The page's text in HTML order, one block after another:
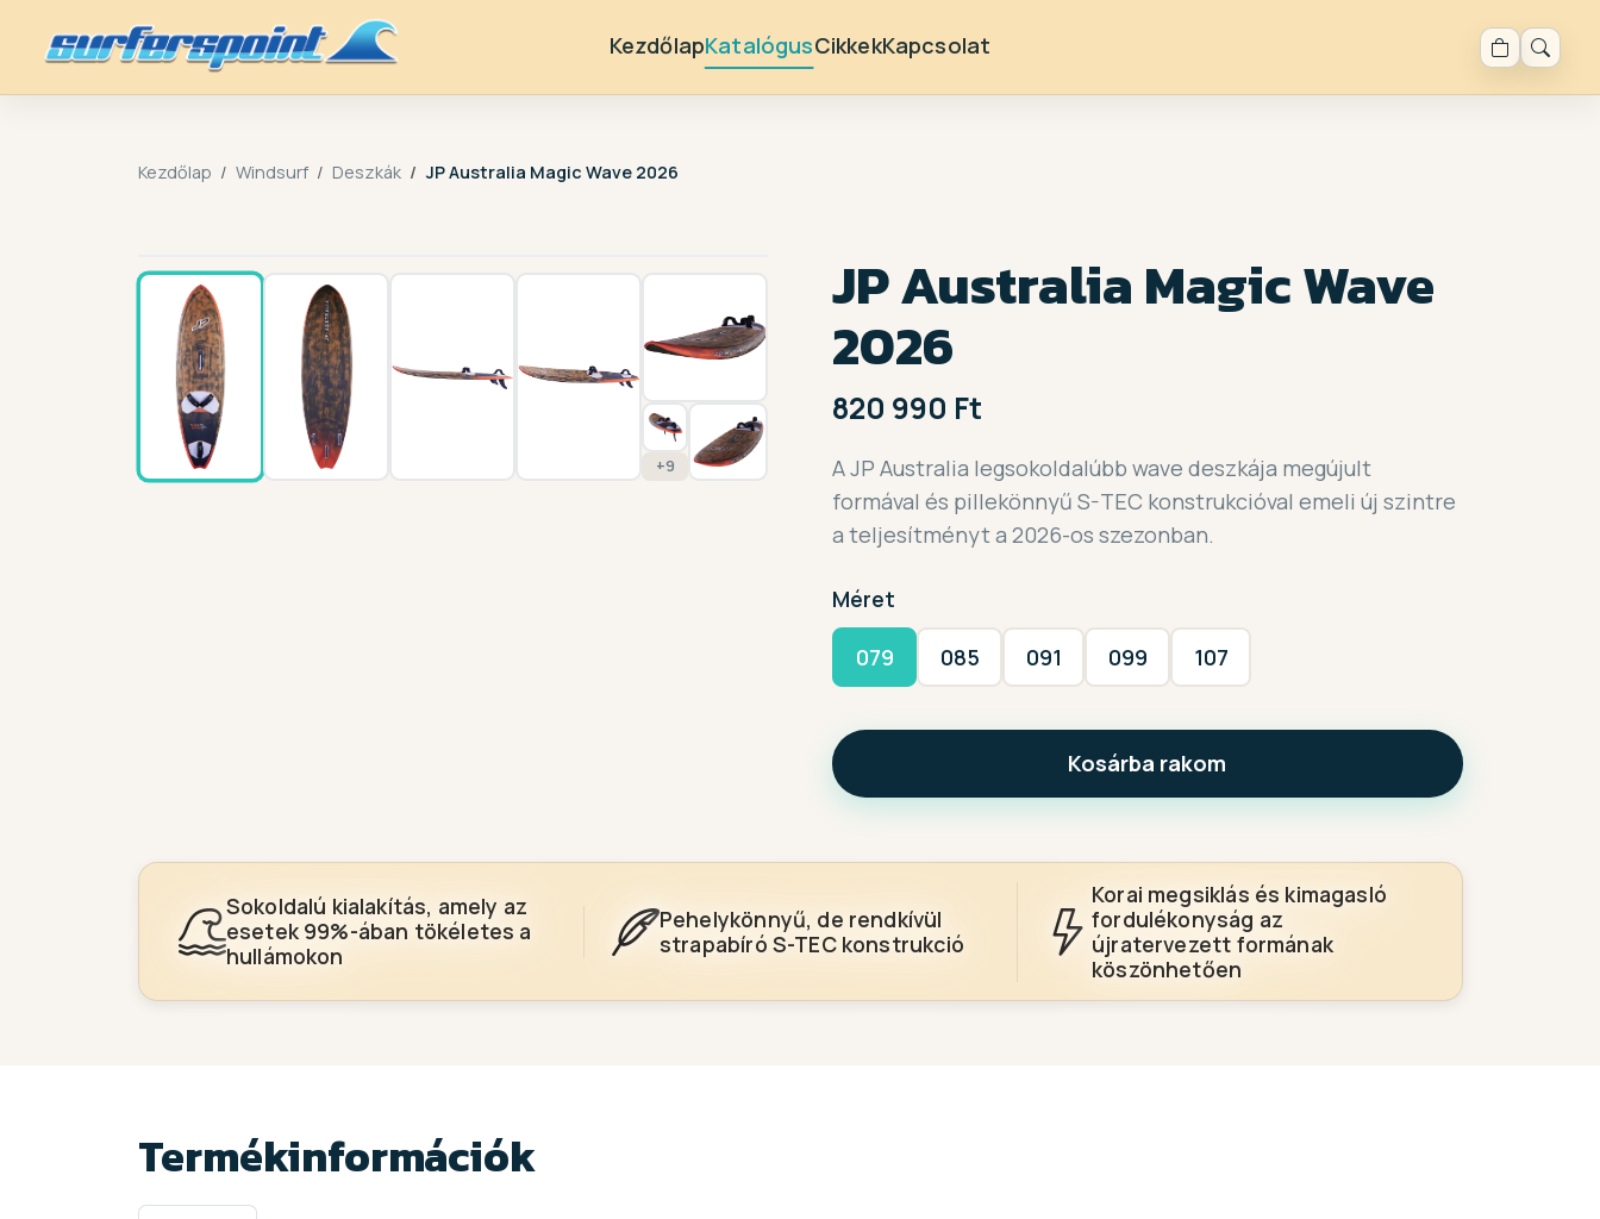
KezdőlapKatalógusCikkekKapcsolat
Kezdőlap Windsurf Deszkák JP Australia Magic Wave 2026
+9
JP Australia Magic Wave
2026
820 990 Ft
A JP Australia legsokoldalúbb wave deszkája megújult
formával és pillekönnyű S-TEC konstrukcióval emeli új szintre
a teljesítményt a 2026-os szezonban.
Méret
079 085 091 099 107
Kosárba rakom
Sokoldalú kialakítás, amely az
esetek 99%-ában tökéletes a
hullámokon
Pehelykönnyű, de rendkívül
strapabíró S-TEC konstrukció
Korai megsiklás és kimagasló
fordulékonyság az
újratervezett formának
köszönhetően
Termékinformációk